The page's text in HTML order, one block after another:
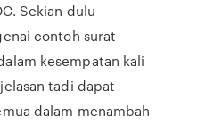
Sekian dulu
contoh surat
kesempatan kali
tadi dapat
dalam menambah